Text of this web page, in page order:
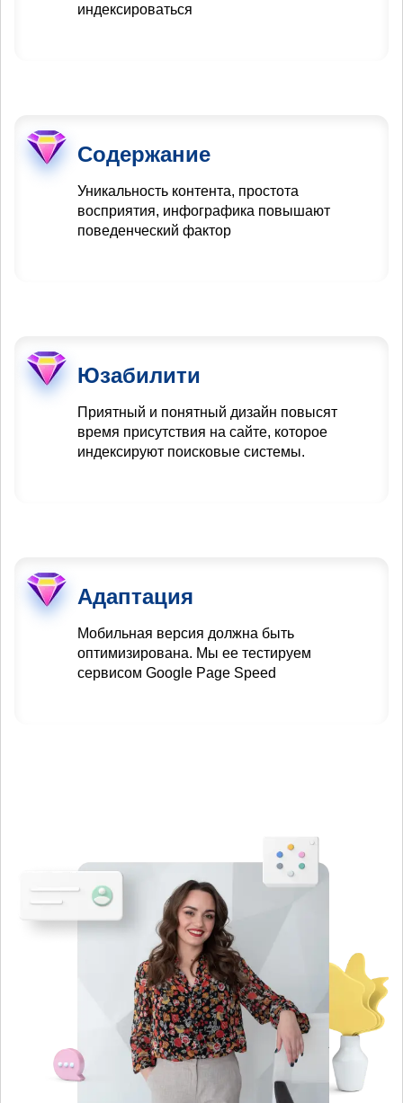
индексироваться
Содержание
Уникальность контента, простота
восприятия, инфографика повышают
поведенческий фактор
Юзабилити
Приятный и понятный дизайн повысят
время присутствия на сайте, которое
индексируют поисковые системы.
Адаптация
Мобильная версия должна быть
оптимизирована. Мы ее тестируем
сервисом Google Page Speed